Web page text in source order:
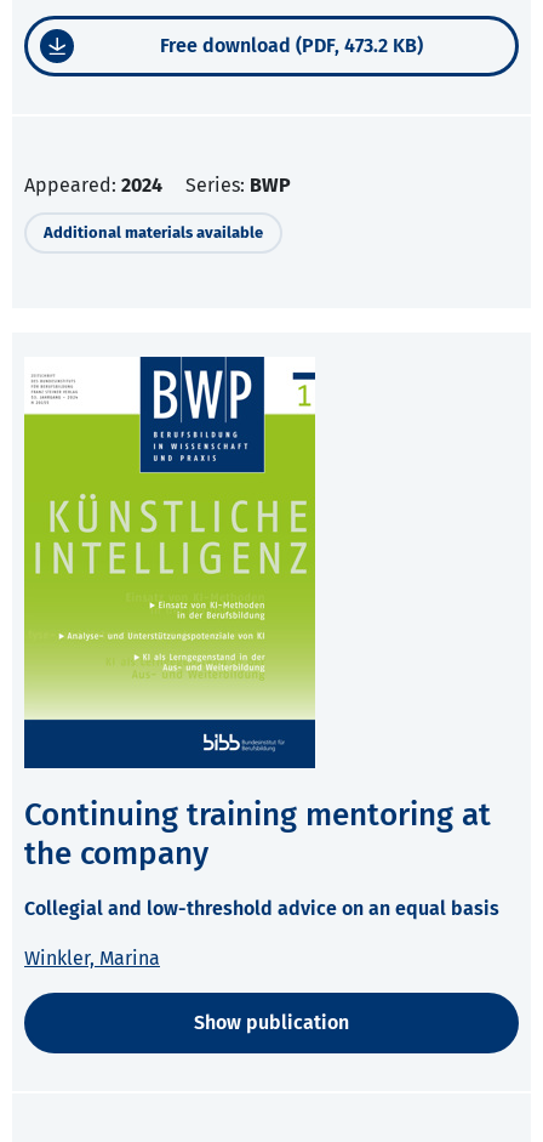
Free download (PDF, 473.2 KB)
Appeared: 2024 Series: BWP
Additional materials available
Continuing training mentoring at
the company
Collegial and low-threshold advice on an equal basis
Winkler, Marina
Show publication